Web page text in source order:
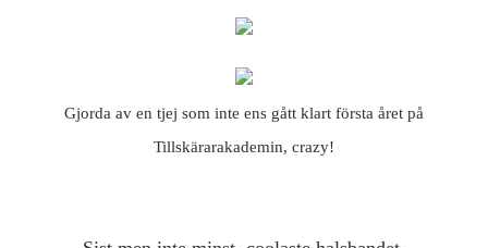
Gjorda av en tjej som inte ens gått klart första året på
Tillskärarakademin, crazy!